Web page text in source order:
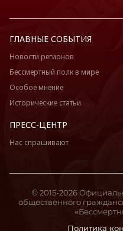
ГЛАВНЫЕ СОБЫТИЯ
Новости регионов
Бессмертный полк в мире
Особое мнение
Исторические статьи
ПРЕСС-ЦЕНТР
Нас спрашивают
Политика
© 2015-2026
общественного